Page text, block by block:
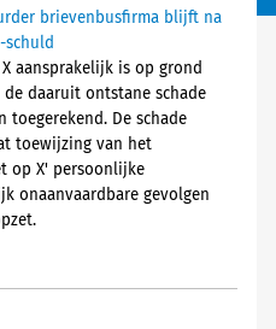
brievenbusfirma blijft na
schuld
aansprakelijk is op grond
daaruit ontstane schade
toegerekend. De schade
toewijzing van het
op X' persoonlijke
onaanvaardbare gevolgen